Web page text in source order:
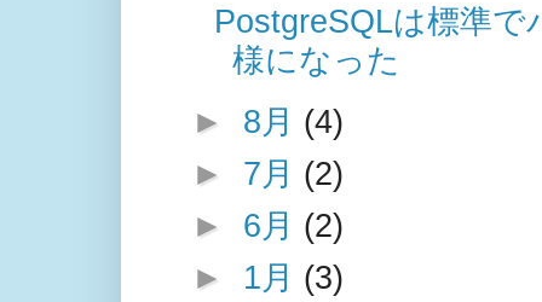
PostgreSQLは標準
様になった
► 8月 (4)
► 7月 (2)
► 6月 (2)
► 1月 (3)